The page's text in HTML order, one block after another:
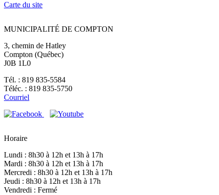
Carte du site
MUNICIPALITÉ DE COMPTON
3, chemin de Hatley
Compton (Québec)
J0B 1L0
Tél. : 819 835-5584
Téléc. : 819 835-5750
Courriel
Horaire
Lundi : 8h30 à 12h et 13h à 17h
Mardi : 8h30 à 12h et 13h à 17h
Mercredi : 8h30 à 12h et 13h à 17h
Jeudi : 8h30 à 12h et 13h à 17h
Vendredi : Fermé